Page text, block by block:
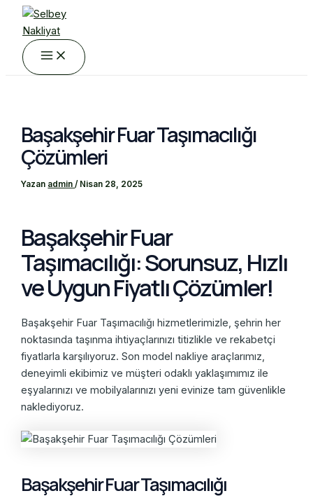
İçeriğe Main
Menu
Başakşehir Fuar Taşımacılığı
Çözümleri
Yazan admin/ Nisan 28, 2025
Başakşehir Fuar
Taşımacılığı: Sorunsuz, Hızlı
ve Uygun Fiyatlı Çözümler!
Başakşehir Fuar Taşımacılığı hizmetlerimizle, şehrin her
noktasında taşınma ihtiyaçlarınızı titizlikle ve rekabetçi
fiyatlarla karşılıyoruz. Son model nakliye araçlarımız,
deneyimli ekibimiz ve müşteri odaklı yaklaşımımız ile
eşyalarınızı ve mobilyalarınızı yeni evinize tam güvenlikle
naklediyoruz.
Başakşehir Fuar Taşımacılığı